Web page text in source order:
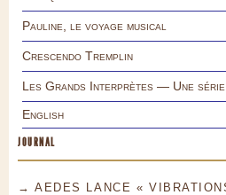
Pauline, le voyage musical
Crescendo Tremplin
Les Grands Interprètes — Une
English
JOURNAL
→ AEDES LANCE «